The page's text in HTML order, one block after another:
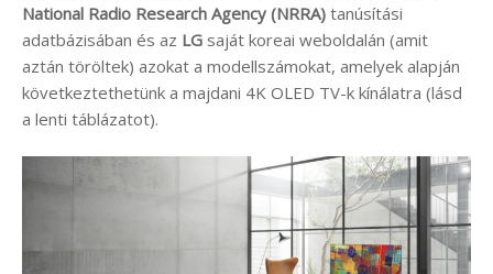
National Radio Research Agency (NRRA) tanúsítási
adatbázisában és az LG saját koreai weboldalán (amit
aztán töröltek) azokat a modellszámokat, amelyek alapján
következtethetünk a majdani 4K OLED TV-k kínálatra (lásd
a lenti táblázatot).